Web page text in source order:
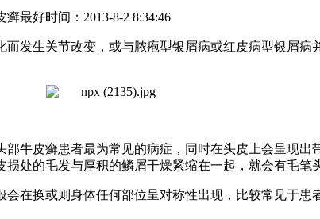
癣最好时间：2013-8-2 8:34:46
生关节改变，或与脓疱型银屑病或红皮病型银屑病
牛皮癣患者最为常见的病症，同时在头皮上会呈现
处的毛发与厚积的鳞屑干燥紧缩在一起，就会有毛笔
换或则身体任何部位呈对称性出现，比较常见于患